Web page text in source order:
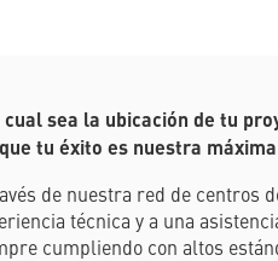
cual sea la ubicación de tu
tu éxito es nuestra
de nuestra red de centros
técnica y a una
cumpliendo con altos